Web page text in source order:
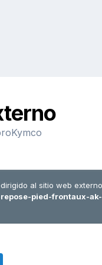
al sitio web
pied-frontaux-